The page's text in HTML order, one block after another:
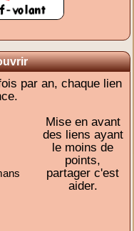
par an, chaque lien
Mise en avant
des liens ayant
le moins de
points,
partager c'est
aider.